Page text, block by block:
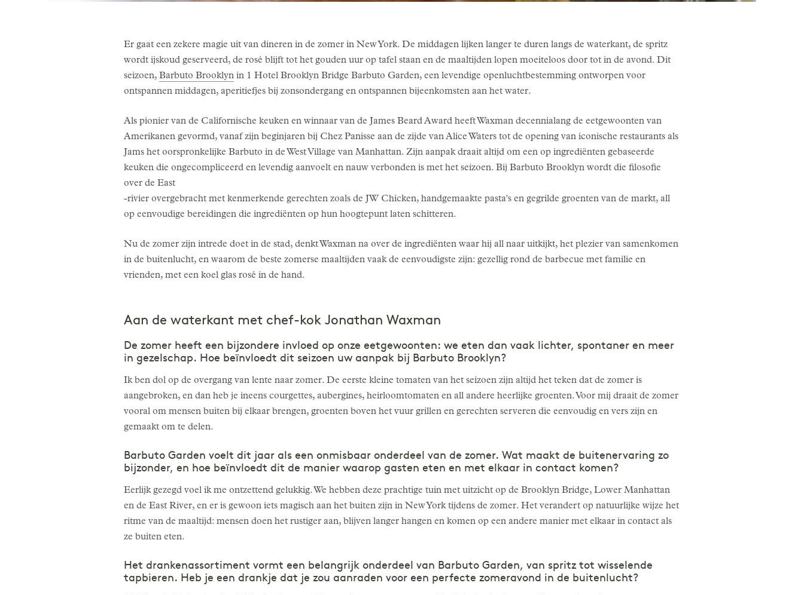
Er gaat een zekere magie uit van dineren in de zomer in New York. De middagen lijken langer te duren langs de waterkant, de spritz
wordt ijskoud geserveerd, de rosé blijft tot het gouden uur op tafel staan en de maaltijden lopen moeiteloos door tot in de avond. Dit
seizoen, Barbuto Brooklyn in 1 Hotel Brooklyn Bridge Barbuto Garden, een levendige openluchtbestemming ontworpen voor
ontspannen middagen, aperitiefjes bij zonsondergang en ontspannen bijeenkomsten aan het water.
Als pionier van de Californische keuken en winnaar van de James Beard Award heeft Waxman decennialang de eetgewoonten van
Amerikanen gevormd, vanaf zijn beginjaren bij Chez Panisse aan de zijde van Alice Waters tot de opening van iconische restaurants als
Jams het oorspronkelijke Barbuto in de West Village van Manhattan. Zijn aanpak draait altijd om een op ingrediënten gebaseerde
keuken die ongecompliceerd en levendig aanvoelt en nauw verbonden is met het seizoen. Bij Barbuto Brooklyn wordt die filosofie
over de East
-rivier overgebracht met kenmerkende gerechten zoals de JW Chicken, handgemaakte pasta's en gegrilde groenten van de markt, all
op eenvoudige bereidingen die ingrediënten op hun hoogtepunt laten schitteren.
Nu de zomer zijn intrede doet in de stad, denkt Waxman na over de ingrediënten waar hij all naar uitkijkt, het plezier van samenkomen
in de buitenlucht, en waarom de beste zomerse maaltijden vaak de eenvoudigste zijn: gezellig rond de barbecue met familie en
vrienden, met een koel glas rosé in de hand.
Aan de waterkant met chef-kok Jonathan Waxman
De zomer heeft een bijzondere invloed op onze eetgewoonten: we eten dan vaak lichter, spontaner en meer
in gezelschap. Hoe beïnvloedt dit seizoen uw aanpak bij Barbuto Brooklyn?
Ik ben dol op de overgang van lente naar zomer. De eerste kleine tomaten van het seizoen zijn altijd het teken dat de zomer is
aangebroken, en dan heb je ineens courgettes, aubergines, heirloomtomaten en all andere heerlijke groenten. Voor mij draait de zomer
vooral om mensen buiten bij elkaar brengen, groenten boven het vuur grillen en gerechten serveren die eenvoudig en vers zijn en
gemaakt om te delen.
Barbuto Garden voelt dit jaar als een onmisbaar onderdeel van de zomer. Wat maakt de buitenervaring zo
bijzonder, en hoe beïnvloedt dit de manier waarop gasten eten en met elkaar in contact komen?
Eerlijk gezegd voel ik me ontzettend gelukkig. We hebben deze prachtige tuin met uitzicht op de Brooklyn Bridge, Lower Manhattan
en de East River, en er is gewoon iets magisch aan het buiten zijn in New York tijdens de zomer. Het verandert op natuurlijke wijze het
ritme van de maaltijd: mensen doen het rustiger aan, blijven langer hangen en komen op een andere manier met elkaar in contact als
ze buiten eten.
Het drankenassortiment vormt een belangrijk onderdeel van Barbuto Garden, van spritz tot wisselende
tapbieren. Heb je een drankje dat je zou aanraden voor een perfecte zomeravond in de buitenlucht?